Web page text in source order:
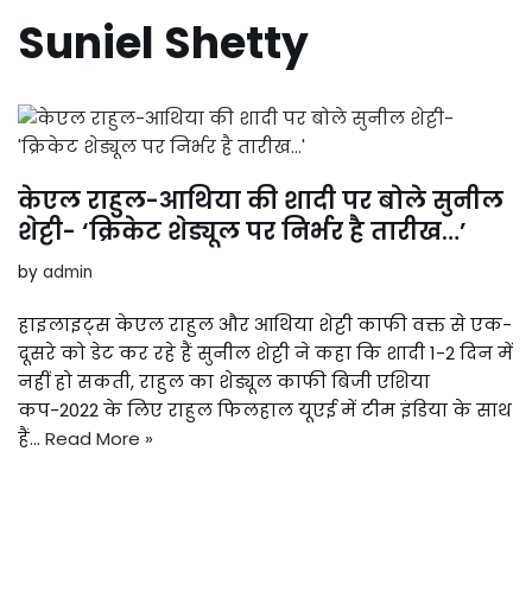
Suniel Shetty
केएल राहुल-आथिया की शादी पर बोले सुनील
शेट्टी- ‘क्रिकेट शेड्यूल पर निर्भर है तारीख…’
by admin
हाइलाइट्स केएल राहुल और आथिया शेट्टी काफी वक्त से एक-
दूसरे को डेट कर रहे हैं सुनील शेट्टी ने कहा कि शादी 1-2 दिन में
नहीं हो सकती, राहुल का शेड्यूल काफी बिजी एशिया
कप-2022 के लिए राहुल फिलहाल यूएई में टीम इंडिया के साथ
हैं… Read More »